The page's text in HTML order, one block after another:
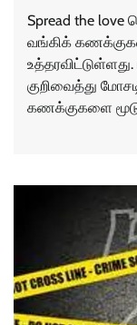
Spread the
வங்கிக்
குறிவைத்து
கணக்குகளை